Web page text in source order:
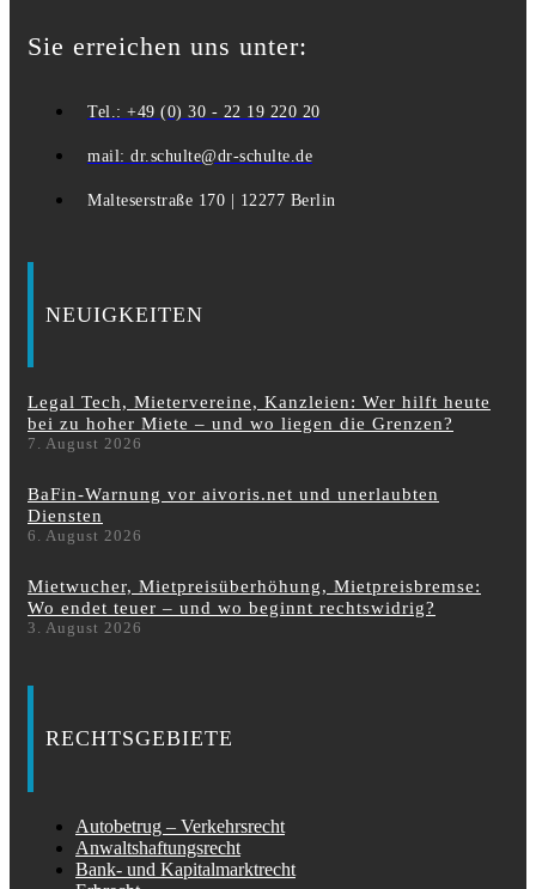
Sie erreichen uns unter:
Tel.: +49 (0) 30 - 22 19 220 20
mail: dr.schulte@dr-schulte.de
Malteserstraße 170 | 12277 Berlin
NEUIGKEITEN
Legal Tech, Mietervereine, Kanzleien: Wer hilft heute
bei zu hoher Miete – und wo liegen die Grenzen?
7. August 2026
BaFin-Warnung vor aivoris.net und unerlaubten
Diensten
6. August 2026
Mietwucher, Mietpreisüberhöhung, Mietpreisbremse:
Wo endet teuer – und wo beginnt rechtswidrig?
3. August 2026
RECHTSGEBIETE
Autobetrug – Verkehrsrecht
Anwaltshaftungsrecht
Bank- und Kapitalmarktrecht